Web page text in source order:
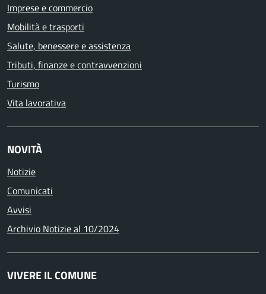
Imprese e commercio
Mobilità e trasporti
Salute, benessere e assistenza
Tributi, finanze e contravvenzioni
Turismo
Vita lavorativa
NOVITÀ
Notizie
Comunicati
Avvisi
Archivio Notizie al 10/2024
VIVERE IL COMUNE